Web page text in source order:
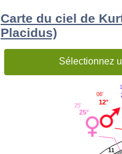
Carte du ciel de
Placidus)
Sélectionnez
11
12°
06'
25°
25'